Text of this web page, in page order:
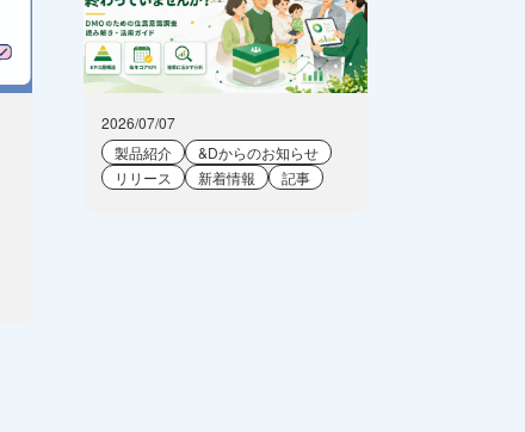
2026/07/07
製品紹介
&Dからのお知らせ
リリース
新着情報 記事